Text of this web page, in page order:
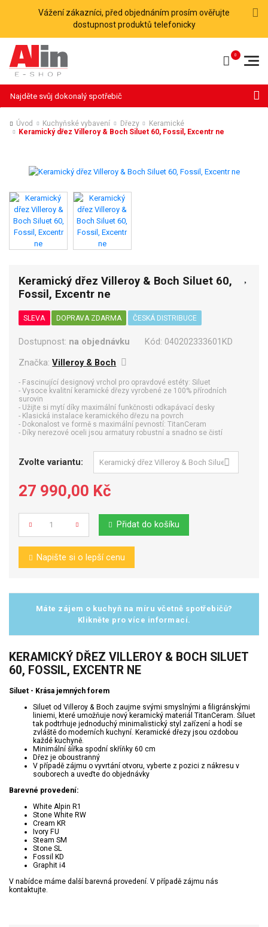
Vážení zákazníci, před objednáním prosím ověřujte
dostupnost produktů telefonicky
Úvod Kuchyňské vybavení Dřezy
Keramické
Keramický dřez Villeroy & Boch Siluet 60, Fossil, Excentr ne
Keramický dřez Villeroy & Boch Siluet 60,
Fossil, Excentr ne
SLEVA DOPRAVA ZDARMA ČESKÁ DISTRIBUCE
Dostupnost: na objednávku Kód: 040202333601KD
Značka:Villeroy & Boch
- Fascinující designový vrchol pro opravdové estéty: Siluet
- Vysoce kvalitní keramické dřezy vyrobené ze 100% přírodních
surovin
- Užijte si mytí díky maximální funkčnosti odkapávací desky
- Klasická instalace keramického dřezu na povrch
- Dokonalost ve formě s maximální pevností: TitanCeram
- Díky nerezové oceli jsou armatury robustní a snadno se čistí
Zvolte variantu:
27 990,00 Kč
Počet Přidat do košíku
Napište si o lepší cenu
Máte zájem o kuchyň na míru včetně spotřebičů?
Klikněte pro více informací.
KERAMICKÝ DŘEZ VILLEROY & BOCH SILUET
60, FOSSIL, EXCENTR NE
Siluet - Krása jemných forem
Siluet od Villeroy & Boch zaujme svými smyslnými a filigránskými
liniemi, které umožňuje nový keramický materiál TitanCeram. Siluet
tak podtrhuje jednoduchý minimalistický styl zařízení a hodí se
zvláště do moderních kuchyní. Keramické dřezy jsou ozdobou
každé kuchyně.
Minimální šířka spodní skříňky 60 cm
Dřez je oboustranný
V případě zájmu o vyvrtání otvoru, vyberte z pozici z nákresu v
souborech a uveďte do objednávky
Barevné provedení:
White Alpin R1
Stone White RW
Cream KR
Ivory FU
Steam SM
Stone SL
Fossil KD
Graphit i4
V nabídce máme další barevná provedení. V případě zájmu nás
kontaktujte.